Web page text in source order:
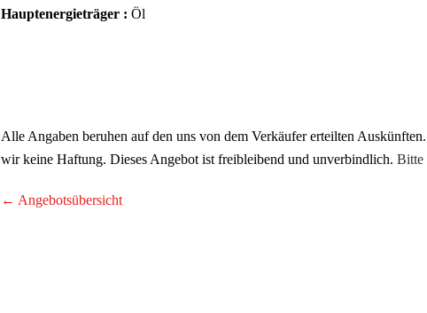
Hauptenergieträger : Öl
Alle Angaben beruhen auf den uns von dem Verkäufer erteilten
wir keine Haftung. Dieses Angebot ist freibleibend und unverbindlich. Bitte
← Angebotsübersicht